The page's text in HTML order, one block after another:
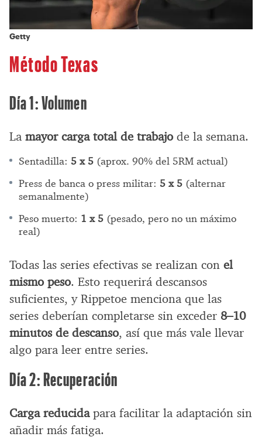
Getty
Método Texas
Día 1: Volumen
La mayor carga total de trabajode la semana.
Sentadilla: 5 x 5 (aprox. 90% del 5RM actual)
Press de banca o press militar: 5 x 5 (alternar
semanalmente)
Peso muerto: 1 x 5 (pesado, pero no un máximo
real)
Todas las series efectivas se realizan con el
mismo peso. Esto requerirá descansos
suficientes, y Rippetoe menciona que las
series deberían completarse sin exceder 8–10
minutos de descanso, así que más vale llevar
algo para leer entre series.
Día 2: Recuperación
Carga reducidapara facilitar la adaptación sin
añadir más fatiga.